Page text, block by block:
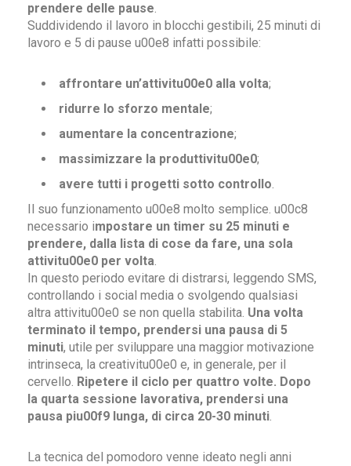
prendere delle pause.
Suddividendo il lavoro in blocchi gestibili, 25 minuti di
lavoro e 5 di pause u00e8 infatti possibile:
affrontare un’attivitu00e0 alla volta;
ridurre lo sforzo mentale;
aumentare la concentrazione;
massimizzare la produttivitu00e0;
avere tutti i progetti sotto controllo.
Il suo funzionamento u00e8 molto semplice. u00c8
necessario impostare un timer su 25 minuti e
prendere, dalla lista di cose da fare, una sola
attivitu00e0 per volta.
In questo periodo evitare di distrarsi, leggendo SMS,
controllando i social media o svolgendo qualsiasi
altra attivitu00e0 se non quella stabilita. Una volta
terminato il tempo, prendersi una pausa di 5
minuti, utile per sviluppare una maggior motivazione
intrinseca, la creativitu00e0 e, in generale, per il
cervello. Ripetere il ciclo per quattro volte. Dopo
la quarta sessione lavorativa, prendersi una
pausa piu00f9 lunga, di circa 20-30 minuti.
La tecnica del pomodoro venne ideato negli anni